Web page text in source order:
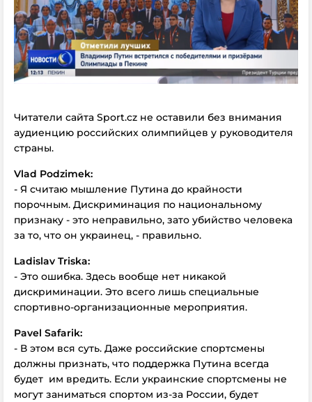
Читатели сайта Sport.cz не оставили без внимания
аудиенцию российских олимпийцев у руководителя
страны.
Vlad Podzimek:
- Я считаю мышление Путина до крайности
порочным. Дискриминация по национальному
признаку - это неправильно, зато убийство человека
за то, что он украинец, - правильно.
Ladislav Triska:
- Это ошибка. Здесь вообще нет никакой
дискриминации. Это всего лишь специальные
спортивно-организационные мероприятия.
Pavel Safarik:
- В этом вся суть. Даже российские спортсмены
должны признать, что поддержка Путина всегда
будет им вредить. Если украинские спортсмены не
могут заниматься спортом из-за России, будет